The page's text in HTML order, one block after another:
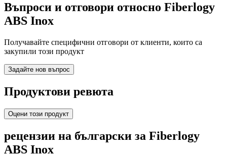
Въпроси и отговори относно Fiberlogy
ABS Inox
Получавайте специфични отговори от клиенти, които са
закупили този продукт
Задайте нов въпрос
Продуктови ревюта
Оцени този продукт
рецензии на български за Fiberlogy
ABS Inox